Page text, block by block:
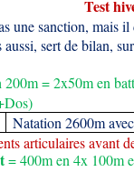
Test
une sanction, mais
aussi, sert de bilan,
200m = 2x50m en
Natation 2600m
articulaires avant
= 400m en 4x 100m